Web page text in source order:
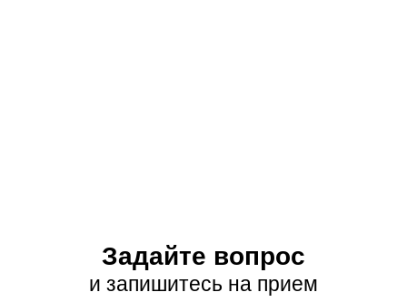
Задайте вопрос
и запишитесь на прием